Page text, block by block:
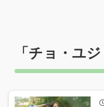
「チョ・ユジ